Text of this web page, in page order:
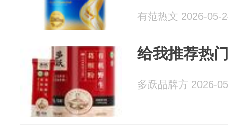
有范热文 2026-05-
给我推荐热
多跃品牌方 2026-